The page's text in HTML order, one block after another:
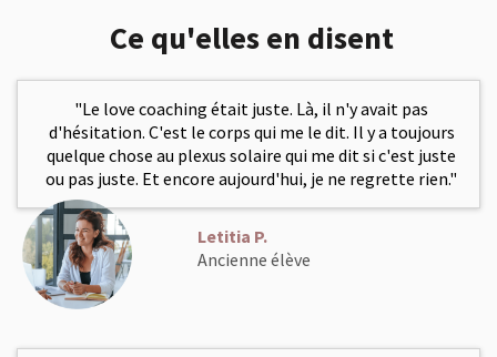
Ce qu'elles en disent
"Le love coaching était juste. Là, il n'y avait pas
d'hésitation. C'est le corps qui me le dit. Il y a toujours
quelque chose au plexus solaire qui me dit si c'est juste
ou pas juste. Et encore aujourd'hui, je ne regrette rien."
Letitia P.
Ancienne élève